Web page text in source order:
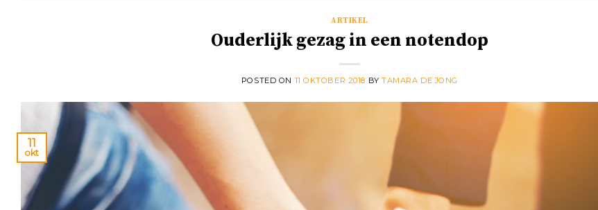
ARTIKEL
Ouderlijk gezag in een notendop
POSTED ON 11 OKTOBER 2018 BYTAMARA DE JONG
11
okt